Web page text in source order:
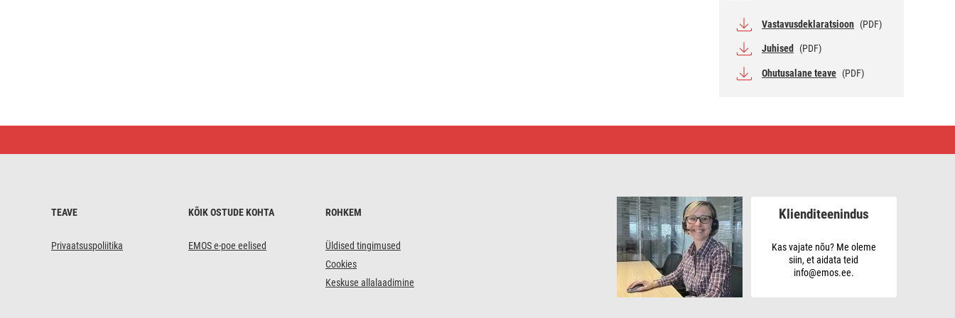
Vastavusdeklaratsioon (PDF)
Juhised (PDF)
Ohutusalane teave (PDF)
27
TEAVE
Privaatsuspoliitika
KÕIK OSTUDE KOHTA
EMOS e-poe eelised
ROHKEM
Üldised tingimused
Cookies
Keskuse allalaadimine
Klienditeenindus
Kas vajate nõu? Me oleme
siin, et aidata teid
info@emos.ee.